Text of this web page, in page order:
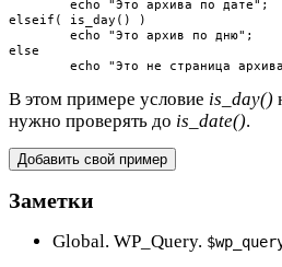
elseif( is_day() )
else
echo "Это не страница
В этом примере условие is_day()
нужно проверять до is_date().
Добавить свой пример
Заметки
Global. WP_Query.